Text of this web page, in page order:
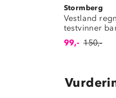
Stormberg
Vestland
testvinner
99,- 150,-